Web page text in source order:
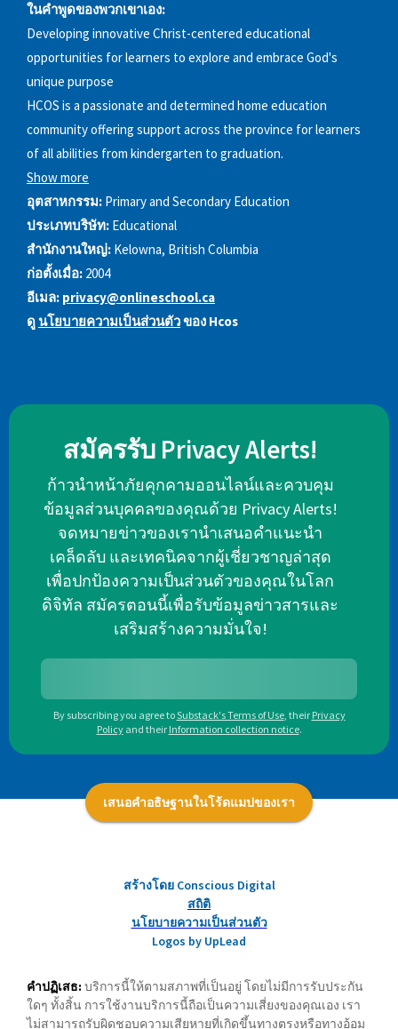
ในคำพูดของพวกเขาเอง:
Developing innovative Christ-centered educational
opportunities for learners to explore and embrace God's
unique purpose
HCOS is a passionate and determined home education
community offering support across the province for learners
of all abilities from kindergarten to graduation.
Show more
อุตสาหกรรม: Primary and Secondary Education
ประเภทบริษัท: Educational
สำนักงานใหญ่: Kelowna, British Columbia
ก่อตั้งเมื่อ: 2004
อีเมล: privacy@onlineschool.ca
ดูนโยบายความเป็นส่วนตัวของ Hcos
สมัครรับ Privacy Alerts!
ก้าวนำหน้าภัยคุกคามออนไลน์และควบคุม
ข้อมูลส่วนบุคคลของคุณด้วย Privacy Alerts!
จดหมายข่าวของเรานำเสนอคำแนะนำ
เคล็ดลับ และเทคนิคจากผู้เชี่ยวชาญล่าสุด
เพื่อปกป้องความเป็นส่วนตัวของคุณในโลก
ดิจิทัล สมัครตอนนี้เพื่อรับข้อมูลข่าวสารและ
เสริมสร้างความมั่นใจ!
By subscribing you agree toSubstack's Terms of Use, their Privacy
Policy and their Information collection notice.
เสนอคำอธิษฐานในโร้ดแมปของเรา
สร้างโดย Conscious Digital
สถิติ
นโยบายความเป็นส่วนตัว
Logos by UpLead
คำปฏิเสธ: บริการนี้ให้ตามสภาพที่เป็นอยู่ โดยไม่มีการรับประกัน
ใดๆ ทั้งสิ้น การใช้งานบริการนี้ถือเป็นความเสี่ยงของคุณเอง เรา
ไม่สามารถรับผิดชอบความเสียหายที่เกิดขึ้นทางตรงหรือทางอ้อม